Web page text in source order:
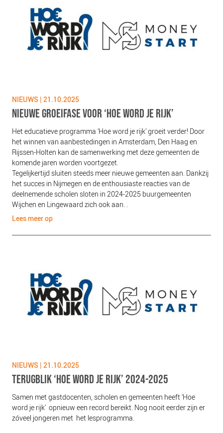
NIEUWS | 21.10.2025
NIEUWE GROEIFASE VOOR ‘HOE WORD JE RIJK’
Het educatieve programma ‘Hoe word je rijk’ groeit verder! Door
het winnen van aanbestedingen in Amsterdam, Den Haag en
Rijssen-Holten kan de samenwerking met deze gemeenten de
komende jaren worden voortgezet.
Tegelijkertijd sluiten steeds meer nieuwe gemeenten aan. Dankzij
het succes in Nijmegen en de enthousiaste reacties van de
deelnemende scholen sloten in 2024-2025 buurgemeenten
Wijchen en Lingewaard zich ook aan. .
Lees meer op
NIEUWS | 21.10.2025
TERUGBLIK ‘HOE WORD JE RIJK’ 2024-2025
Samen met gastdocenten, scholen en gemeenten heeft ‘Hoe
word je rijk’ opnieuw een record bereikt. Nog nooit eerder zijn er
zóveel jongeren met het lesprogramma.